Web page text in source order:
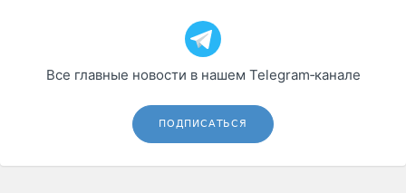
Все главные новости в нашем Telegram‑канале
ПОДПИСАТЬСЯ